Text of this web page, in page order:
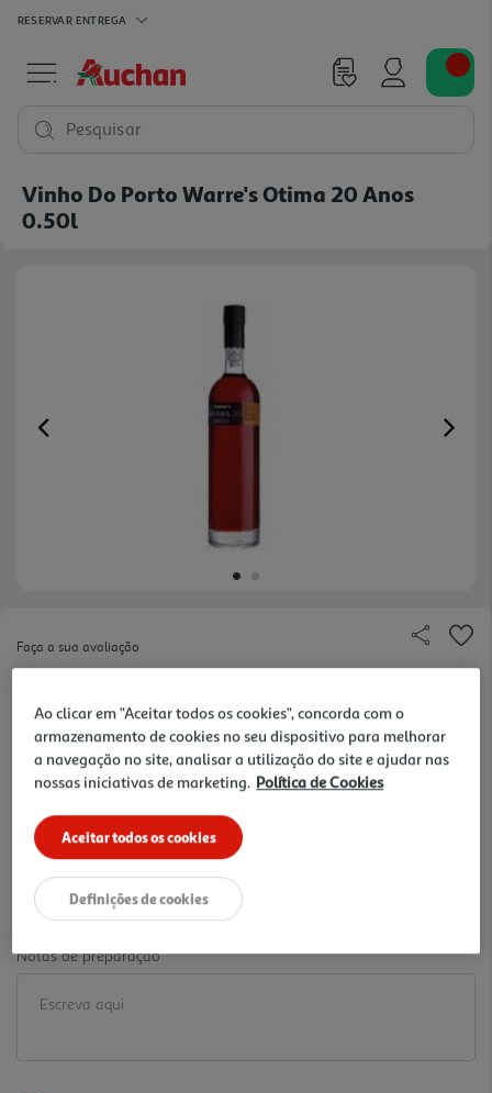
RESERVAR ENTREGA
Pesquisar
Vinho Do Porto Warre's Otima 20 Anos
0.50l
Previous
Faça a sua avaliação
Ref. / EAN:5010867102774
Cativante, com sabores de chá verde, gengibre,
sésamo torrado, caramelo e tâmaras, que deslizam
pela boca. Acidez perfeitamente integrada e um
encantador flash de doçura, Proporciona subtil
elegância.
ver
mais
29,10 €
Notas de preparação
Ao clicar em "Aceitar todos os cookies", concorda com o
armazenamento de cookies no seu dispositivo para melhorar
a navegação no site, analisar a utilização do site e ajudar nas
nossas iniciativas de marketing. Política de Cookies
Aceitar todos os cookies
Definições de cookies